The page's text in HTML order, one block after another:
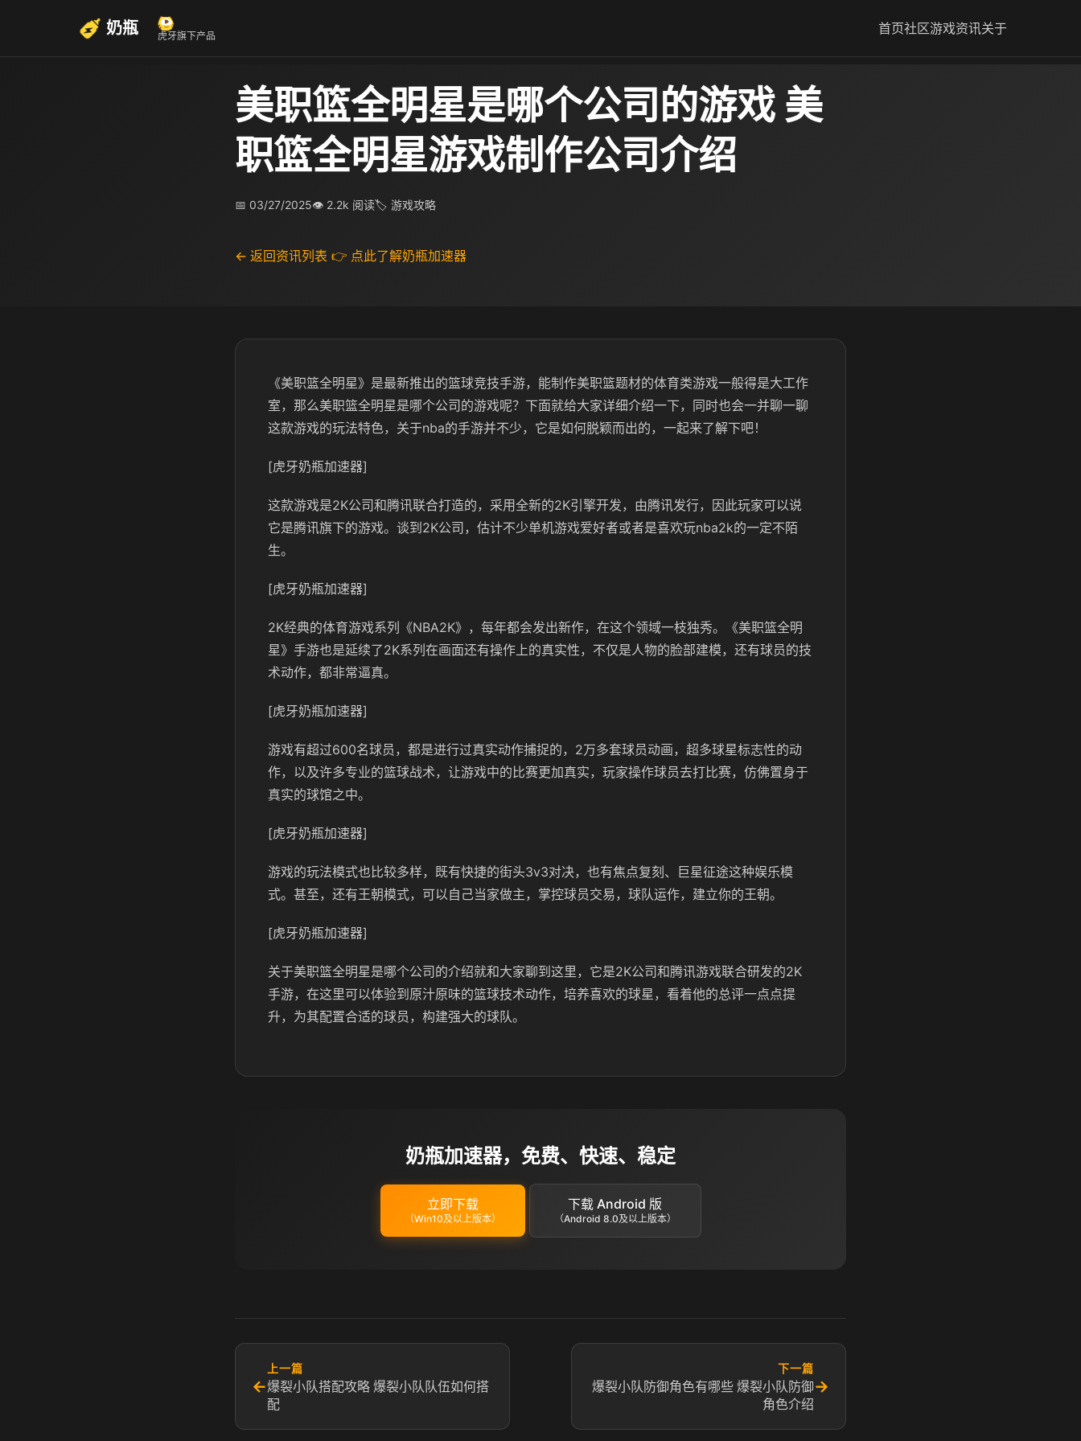
奶瓶 虎牙旗下产品 首页社区游戏资讯关于
美职篮全明星是哪个公司的游戏 美
职篮全明星游戏制作公司介绍
📅 03/27/2025👁 2.2k 阅读🏷 游戏攻略
← 返回资讯列表 👉 点此了解奶瓶加速器
《美职篮全明星》是最新推出的篮球竞技手游，能制作美职篮题材的体育类游戏一般得是大工作
室，那么美职篮全明星是哪个公司的游戏呢？下面就给大家详细介绍一下，同时也会一并聊一聊
这款游戏的玩法特色，关于nba的手游并不少，它是如何脱颖而出的，一起来了解下吧！
[虎牙奶瓶加速器]
这款游戏是2K公司和腾讯联合打造的，采用全新的2K引擎开发，由腾讯发行，因此玩家可以说
它是腾讯旗下的游戏。谈到2K公司，估计不少单机游戏爱好者或者是喜欢玩nba2k的一定不陌
生。
[虎牙奶瓶加速器]
2K经典的体育游戏系列《NBA2K》，每年都会发出新作，在这个领域一枝独秀。《美职篮全明
星》手游也是延续了2K系列在画面还有操作上的真实性，不仅是人物的脸部建模，还有球员的技
术动作，都非常逼真。
[虎牙奶瓶加速器]
游戏有超过600名球员，都是进行过真实动作捕捉的，2万多套球员动画，超多球星标志性的动
作，以及许多专业的篮球战术，让游戏中的比赛更加真实，玩家操作球员去打比赛，仿佛置身于
真实的球馆之中。
[虎牙奶瓶加速器]
游戏的玩法模式也比较多样，既有快捷的街头3v3对决，也有焦点复刻、巨星征途这种娱乐模
式。甚至，还有王朝模式，可以自己当家做主，掌控球员交易，球队运作，建立你的王朝。
[虎牙奶瓶加速器]
关于美职篮全明星是哪个公司的介绍就和大家聊到这里，它是2K公司和腾讯游戏联合研发的2K
手游，在这里可以体验到原汁原味的篮球技术动作，培养喜欢的球星，看着他的总评一点点提
升，为其配置合适的球员，构建强大的球队。
奶瓶加速器，免费、快速、稳定
立即下载
（Win10及以上版本）
下载 Android 版
（Android 8.0及以上版本）
←
上一篇
爆裂小队搭配攻略 爆裂小队队伍如何搭
配
下一篇
爆裂小队防御角色有哪些 爆裂小队防御
角色介绍
→